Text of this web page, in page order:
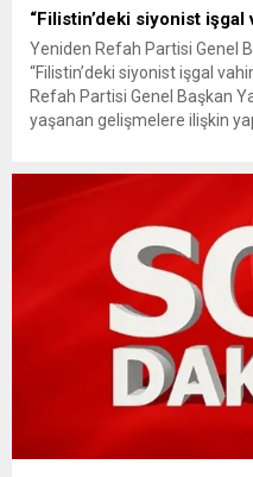
“Filistin’deki siyonist
Yeniden Refah Partisi Genel
“Filistin’deki siyonist işgal
Refah Partisi Genel Başkan
yaşanan gelişmelere ilişkin
belirtti. Gazze’de işgalin